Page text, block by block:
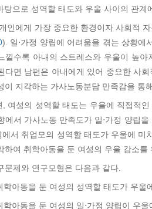
탕으로 성역할 태도와 우울 사이의 관계
인에게 가장 중요한 환경이자 사회적
). 일⋅가정 양립에 어려움을 겪는 상황
낄수록 아내의 스트레스와 우울이 높아
다면 남편은 아내에게 있어 중요한 사
이 지각하는 가사노동분담 만족감을 통
, 여성의 성역할 태도는 우울에 직접적
에서 가사노동 만족도가 일⋅가정 양립
에서 취업모의 성역할 태도가 우울에 미
하여 취학아동을 둔 여성의 우울 감소
문제와 연구모형은 다음과 같다.
학아동을 둔 여성의 성역할 태도가 우
학아동을 둔 여성의 일⋅가정 양립이 우